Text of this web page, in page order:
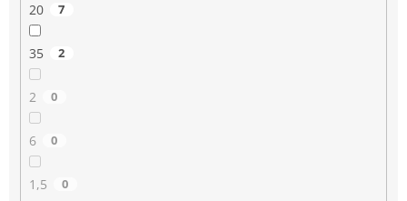
20 7
35 2
2 0
6 0
1,5 0